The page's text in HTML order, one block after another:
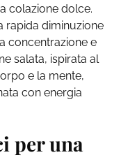
colazione dolce.
rapida diminuzione
concentrazione e
salata, ispirata al
e la mente,
con energia
per una